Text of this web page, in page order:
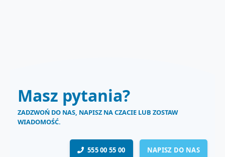
Masz pytania?
ZADZWOŃ DO NAS, NAPISZ NA CZACIE LUB ZOSTAW
WIADOMOŚĆ.
555 00 55 00 NAPISZ DO NAS